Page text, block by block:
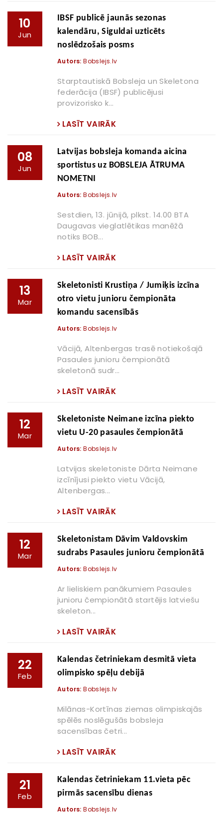
10
Jun
IBSF publicē jaunās sezonas
kalendāru, Siguldai uzticēts
noslēdzošais posms
Autors: Bobslejs.lv
Starptautiskā Bobsleja un Skeletona
federācija (IBSF) publicējusi
provizorisko k...
LASĪT VAIRĀK
08
Jun
Latvijas bobsleja komanda aicina
sportistus uz BOBSLEJA ĀTRUMA
NOMETNI
Autors: Bobslejs.lv
Sestdien, 13. jūnijā, plkst. 14.00 BTA
Daugavas vieglatlētikas manēžā
notiks BOB...
LASĪT VAIRĀK
13
Mar
Skeletonisti Krustiņa / Jumiķis izcīna
otro vietu junioru čempionāta
komandu sacensībās
Autors: Bobslejs.lv
Vācijā, Altenbergas trasē notiekošajā
Pasaules junioru čempionātā
skeletonā sudr...
LASĪT VAIRĀK
12
Mar
Skeletoniste Neimane izcīna piekto
vietu U-20 pasaules čempionātā
Autors: Bobslejs.lv
Latvijas skeletoniste Dārta Neimane
izcīnījusi piekto vietu Vācijā,
Altenbergas...
LASĪT VAIRĀK
12
Mar
Skeletonistam Dāvim Valdovskim
sudrabs Pasaules junioru čempionātā
Autors: Bobslejs.lv
Ar lieliskiem panākumiem Pasaules
junioru čempionātā startējis latviešu
skeleton...
LASĪT VAIRĀK
22
Feb
Kalendas četriniekam desmitā vieta
olimpisko spēļu debijā
Autors: Bobslejs.lv
Milānas-Kortīnas ziemas olimpiskajās
spēlēs noslēgušās bobsleja
sacensības četri...
LASĪT VAIRĀK
21
Feb
Kalendas četriniekam 11.vieta pēc
pirmās sacensību dienas
Autors: Bobslejs.lv